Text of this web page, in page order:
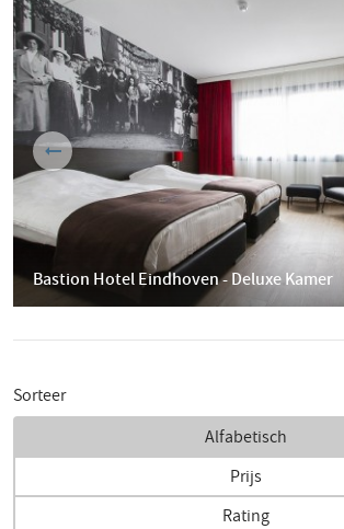
Bastion Hotel Eindhoven - Deluxe Kamer
Sorteer
Alfabetisch
Prijs
Rating